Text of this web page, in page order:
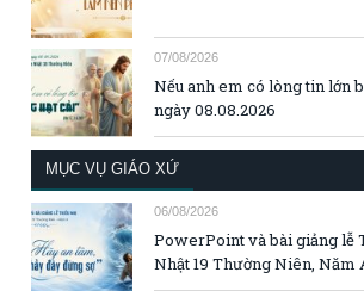
07/08/2026
Nếu anh em có lòng tin lớn
ngày 08.08.2026
MỤC VỤ GIÁO XỨ
06/08/2026
PowerPoint và bài giảng lễ
Nhật 19 Thường Niên, Năm